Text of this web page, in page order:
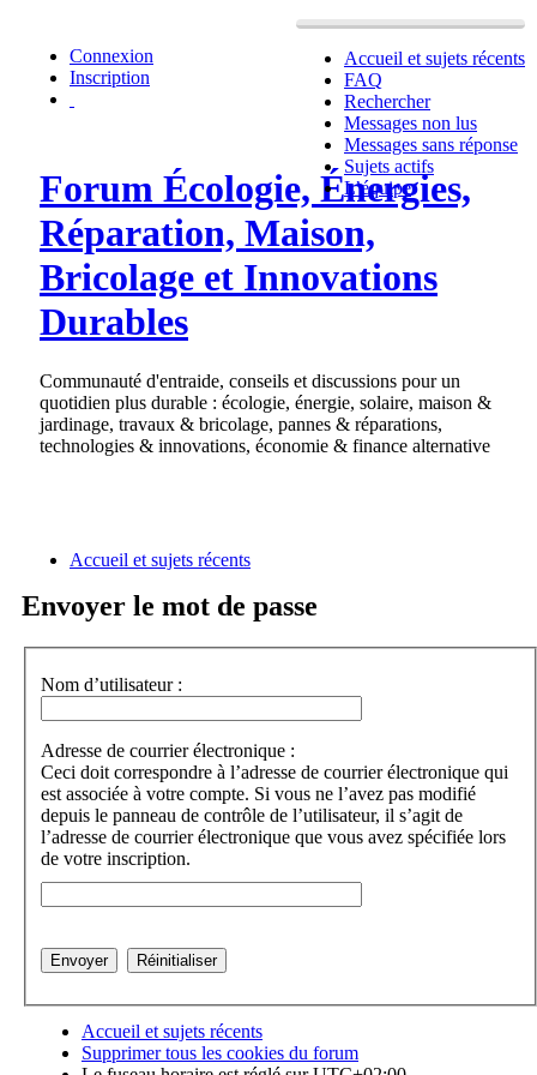
Accueil et sujets récents
FAQ
Rechercher
Messages non lus
Messages sans réponse
Sujets actifs
L’équipe
Connexion
Inscription
Forum Écologie, Énergies,
Réparation, Maison,
Bricolage et Innovations
Durables
Communauté d'entraide, conseils et discussions pour un
quotidien plus durable : écologie, énergie, solaire, maison &
jardinage, travaux & bricolage, pannes & réparations,
technologies & innovations, économie & finance alternative
Accueil et sujets récents
Envoyer le mot de passe
Nom d’utilisateur :
Adresse de courrier électronique :
Ceci doit correspondre à l’adresse de courrier électronique qui
est associée à votre compte. Si vous ne l’avez pas modifié
depuis le panneau de contrôle de l’utilisateur, il s’agit de
l’adresse de courrier électronique que vous avez spécifiée lors
de votre inscription.
Accueil et sujets récents
Supprimer tous les cookies du forum